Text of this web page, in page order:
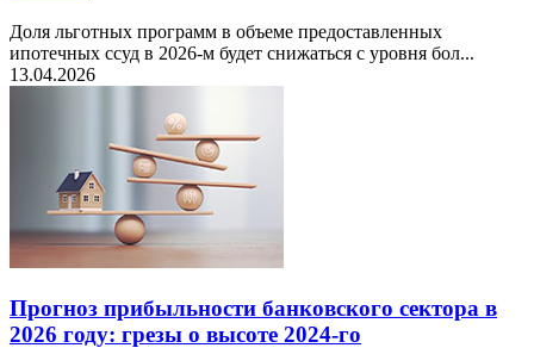
Доля льготных программ в объеме предоставленных
ипотечных ссуд в 2026-м будет снижаться с уровня бол...
13.04.2026
Прогноз прибыльности банковского сектора в
2026 году: грезы о высоте 2024-го